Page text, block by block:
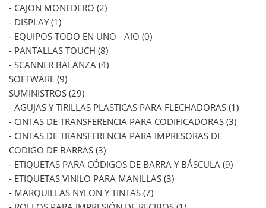
- CAJON MONEDERO (2)
- DISPLAY (1)
- EQUIPOS TODO EN UNO - AIO (0)
- PANTALLAS TOUCH (8)
- SCANNER BALANZA (4)
SOFTWARE (9)
SUMINISTROS (29)
- AGUJAS Y TIRILLAS PLASTICAS PARA FLECHADORAS (1)
- CINTAS DE TRANSFERENCIA PARA CODIFICADORAS (3)
- CINTAS DE TRANSFERENCIA PARA IMPRESORAS DE
CODIGO DE BARRAS (3)
- ETIQUETAS PARA CÓDIGOS DE BARRA Y BÁSCULA (9)
- ETIQUETAS VINILO PARA MANILLAS (3)
- MARQUILLAS NYLON Y TINTAS (7)